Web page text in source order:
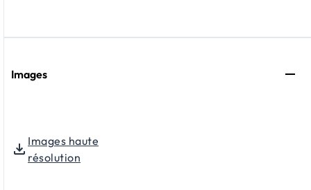
Images
Images haute
résolution